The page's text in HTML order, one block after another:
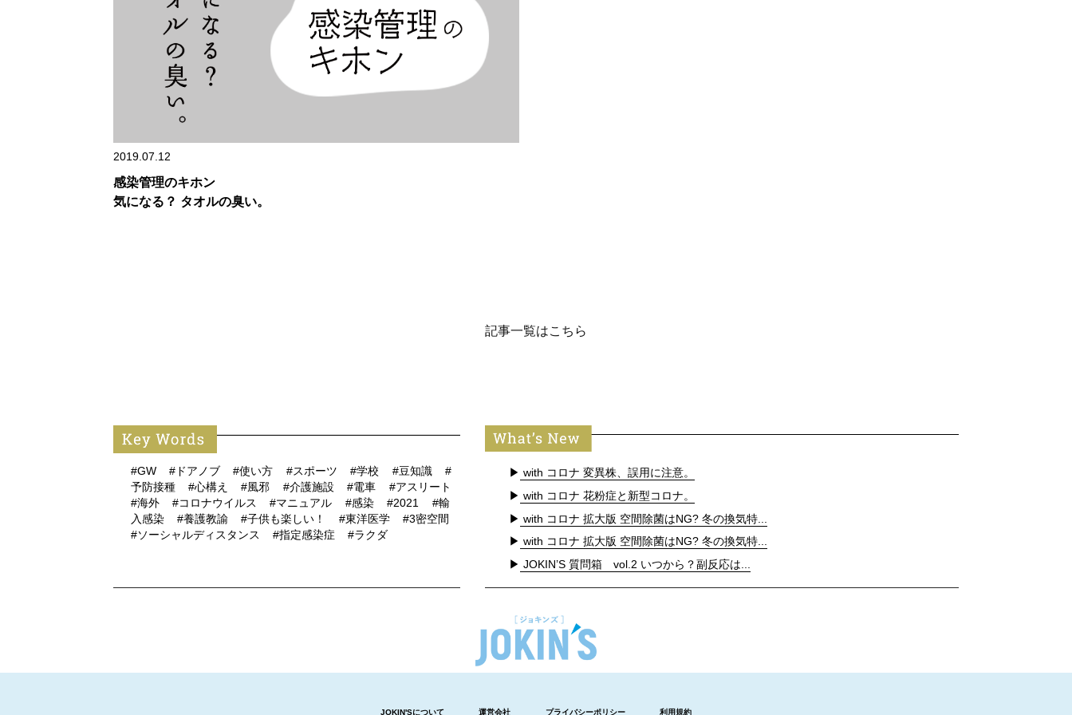
2019.07.12
感染管理のキホン
気になる？ タオルの臭い。
記事一覧はこちら
#GW #ドアノブ #使い方 #スポーツ #学校 #豆知識
#
予防接種
#心構え #風邪 #介護施設 #電車
#アスリート
#海外
#コロナウイルス #マニュアル #感染 #2021
#輸
入感染
#養護教諭 #子供も楽しい！ #東洋医学
#3密空間
#ソーシャルディスタンス
#指定感染症 #ラクダ
▶ with コロナ 変異株、誤用に注意。
▶ with コロナ 花粉症と新型コロナ。
▶ with コロナ 拡大版 空間除菌はNG? 冬の換気特...
▶ with コロナ 拡大版 空間除菌はNG? 冬の換気特...
▶ JOKIN’S 質問箱 vol.2 いつから？副反応は...
JOKIN'Sについて 運営会社 プライバシーポリシー 利用規約